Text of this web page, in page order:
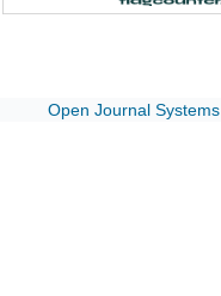
Open Journal Systems